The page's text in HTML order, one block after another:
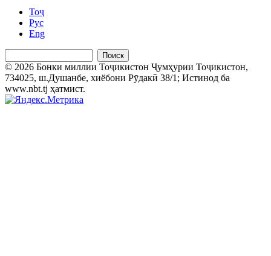
Тоҷ
Рус
Eng
Поиск
© 2026 Бонки миллии Тоҷикистон Ҷумҳурии Тоҷикистон,
734025, ш.Душанбе, хиёбони Рӯдакӣ 38/1; Истинод ба
www.nbt.tj ҳатмист.